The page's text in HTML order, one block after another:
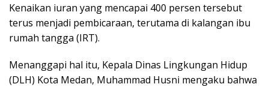
Kenaikan iuran yang mencapai 400 persen tersebut
terus menjadi pembicaraan, terutama di kalangan ibu
rumah tangga (IRT).
Menanggapi hal itu, Kepala Dinas Lingkungan Hidup
(DLH) Kota Medan, Muhammad Husni mengaku bahwa